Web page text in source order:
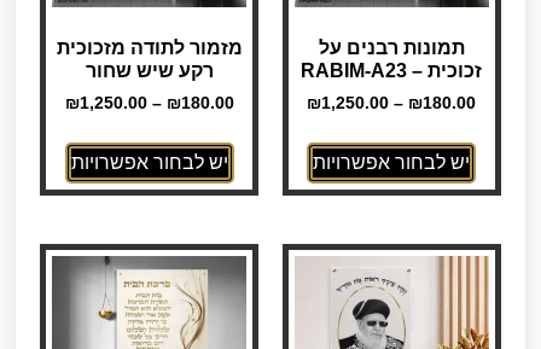
תמונות רבנים על
זכוכית – RABIM-A23
₪180.00
–
₪1,250.00
יש לבחור אפשרויות
מזמור לתודה מזכוכית
רקע שיש שחור
₪180.00
–
₪1,250.00
יש לבחור אפשרויות